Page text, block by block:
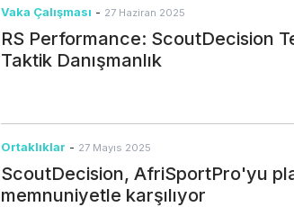
Vaka Çalışması - 27 Haziran 2025
RS Performance: ScoutDecision
Taktik Danışmanlık
Ortaklıklar - 27 Mayıs 2025
ScoutDecision, AfriSportPro'yu
memnuniyetle karşılıyor